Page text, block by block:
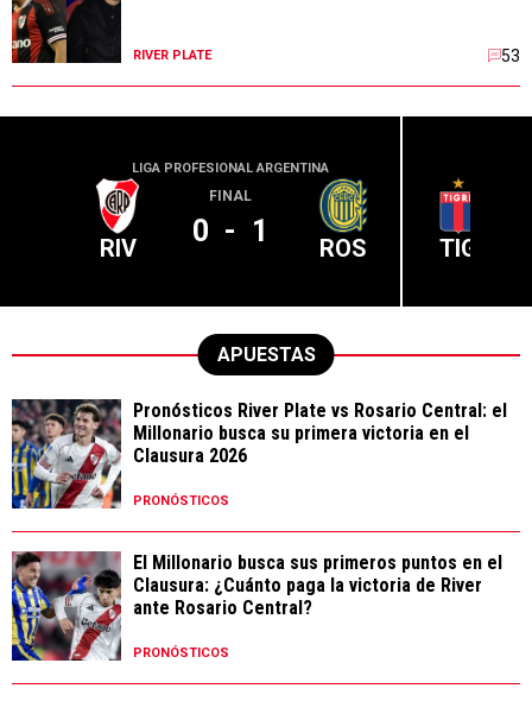
RIVER PLATE 53
LIGA PROFESIONAL ARGENTINA
RIV
FINAL
0 - 1 ROS TIG
APUESTAS
Pronósticos River Plate vs Rosario Central: el
Millonario busca su primera victoria en el
Clausura 2026
PRONÓSTICOS
El Millonario busca sus primeros puntos en el
Clausura: ¿Cuánto paga la victoria de River
ante Rosario Central?
PRONÓSTICOS